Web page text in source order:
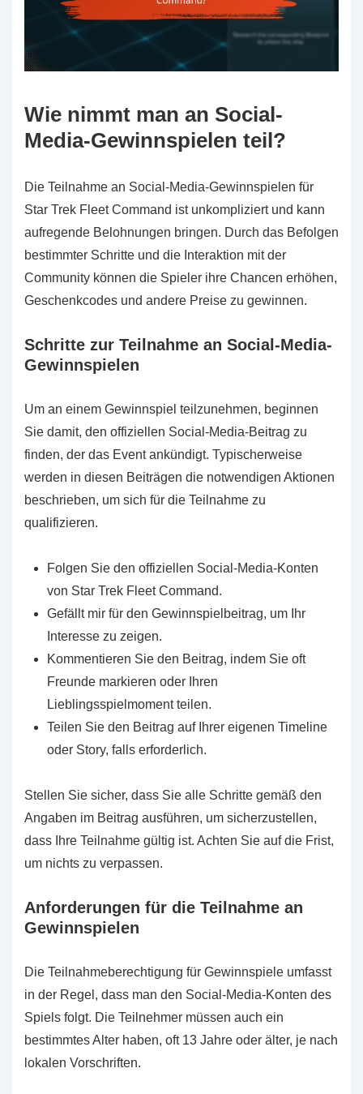
Wie nimmt man an Social-
Media-Gewinnspielen teil?
Die Teilnahme an Social-Media-Gewinnspielen für
Star Trek Fleet Command ist unkompliziert und kann
aufregende Belohnungen bringen. Durch das Befolgen
bestimmter Schritte und die Interaktion mit der
Community können die Spieler ihre Chancen erhöhen,
Geschenkcodes und andere Preise zu gewinnen.
Schritte zur Teilnahme an Social-Media-
Gewinnspielen
Um an einem Gewinnspiel teilzunehmen, beginnen
Sie damit, den offiziellen Social-Media-Beitrag zu
finden, der das Event ankündigt. Typischerweise
werden in diesen Beiträgen die notwendigen Aktionen
beschrieben, um sich für die Teilnahme zu
qualifizieren.
Folgen Sie den offiziellen Social-Media-Konten
von Star Trek Fleet Command.
Gefällt mir für den Gewinnspielbeitrag, um Ihr
Interesse zu zeigen.
Kommentieren Sie den Beitrag, indem Sie oft
Freunde markieren oder Ihren
Lieblingsspielmoment teilen.
Teilen Sie den Beitrag auf Ihrer eigenen Timeline
oder Story, falls erforderlich.
Stellen Sie sicher, dass Sie alle Schritte gemäß den
Angaben im Beitrag ausführen, um sicherzustellen,
dass Ihre Teilnahme gültig ist. Achten Sie auf die Frist,
um nichts zu verpassen.
Anforderungen für die Teilnahme an
Gewinnspielen
Die Teilnahmeberechtigung für Gewinnspiele umfasst
in der Regel, dass man den Social-Media-Konten des
Spiels folgt. Die Teilnehmer müssen auch ein
bestimmtes Alter haben, oft 13 Jahre oder älter, je nach
lokalen Vorschriften.